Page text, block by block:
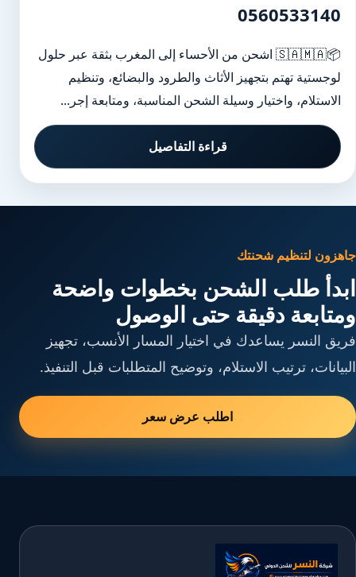
0560533140
📦🇸🇦🇲🇦 اشحن من الأحساء إلى المغرب بثقة عبر حلول
لوجستية تهتم بتجهيز الأثاث والطرود والبضائع، وتنظيم
الاستلام، واختيار وسيلة الشحن المناسبة، ومتابعة إجر...
قراءة التفاصيل
جاهزون لتنظيم شحنتك
ابدأ طلب الشحن بخطوات واضحة
ومتابعة دقيقة حتى الوصول
فريق النسر يساعدك في اختيار المسار الأنسب، تجهيز
البيانات، ترتيب الاستلام، وتوضيح المتطلبات قبل التنفيذ.
اطلب عرض سعر